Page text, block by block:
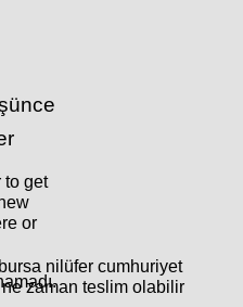
to get
or
nilüfer cumhuriyet
zaman teslim olabilir